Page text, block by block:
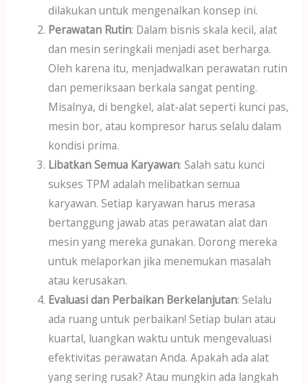
dilakukan untuk mengenalkan konsep ini.
Perawatan Rutin: Dalam bisnis skala kecil, alat
dan mesin seringkali menjadi aset berharga.
Oleh karena itu, menjadwalkan perawatan rutin
dan pemeriksaan berkala sangat penting.
Misalnya, di bengkel, alat-alat seperti kunci pas,
mesin bor, atau kompresor harus selalu dalam
kondisi prima.
Libatkan Semua Karyawan: Salah satu kunci
sukses TPM adalah melibatkan semua
karyawan. Setiap karyawan harus merasa
bertanggung jawab atas perawatan alat dan
mesin yang mereka gunakan. Dorong mereka
untuk melaporkan jika menemukan masalah
atau kerusakan.
Evaluasi dan Perbaikan Berkelanjutan: Selalu
ada ruang untuk perbaikan! Setiap bulan atau
kuartal, luangkan waktu untuk mengevaluasi
efektivitas perawatan Anda. Apakah ada alat
yang sering rusak? Atau mungkin ada langkah